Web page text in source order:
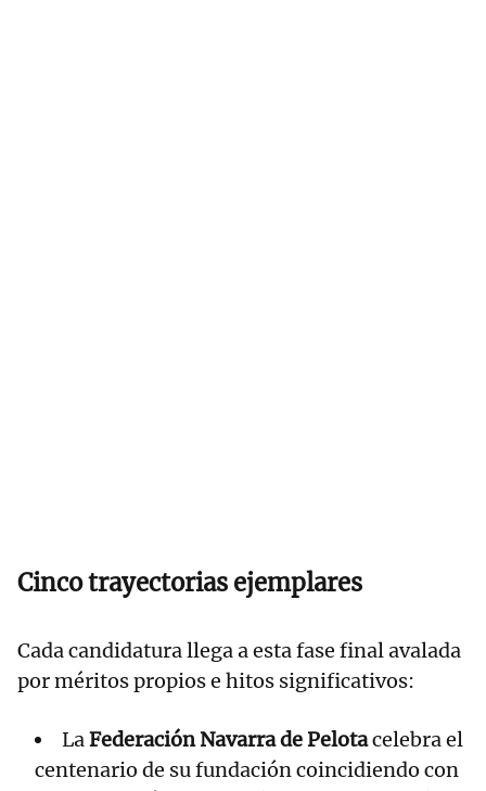
Cinco trayectorias ejemplares
Cada candidatura llega a esta fase final avalada
por méritos propios e hitos significativos:
LaFederación Navarra de Pelotacelebra el
centenario de su fundación coincidiendo con